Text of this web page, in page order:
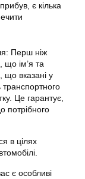
є кілька
Перш ніж
що ім’я та
що вказані у
. Це гарантує,
потрібного
в цілях
є особливі